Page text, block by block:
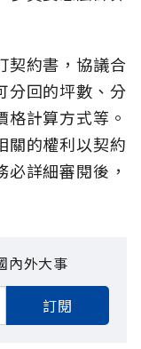
契約書，協議合
分回的坪數、分
計算方式等。
關的權利以契約
詳細審閱後，
內外大事
訂閱